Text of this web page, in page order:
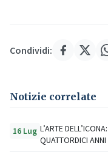
Condividi:
Notizie correlate
16 Lug L’ARTE
QUATTORDICI